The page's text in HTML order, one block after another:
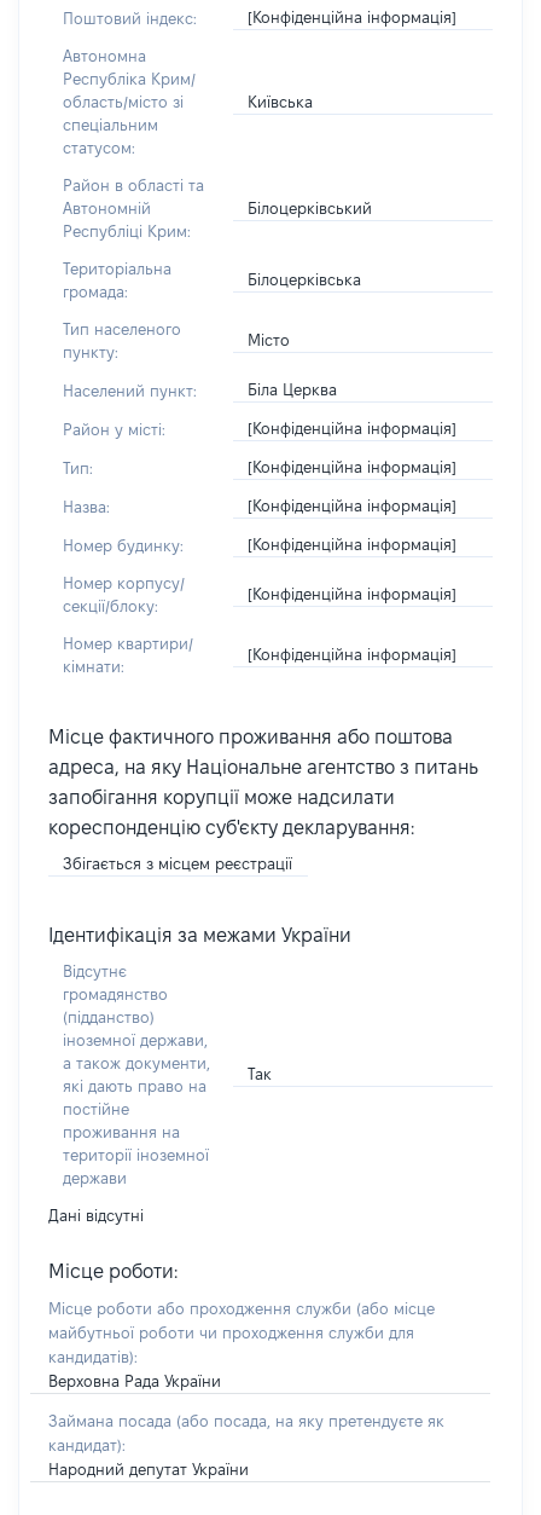
Поштовий індекс: [Конфіденційна інформація]
Автономна
Республіка Крим/
область/місто зі
спеціальним
статусом:
Київська
Район в області та
Автономній
Республіці Крим:
Білоцерківський
Територіальна
громада:
Білоцерківська
Тип населеного
пункту:
Місто
Населений пункт: Біла Церква
Район у місті: [Конфіденційна інформація]
Тип: [Конфіденційна інформація]
Назва: [Конфіденційна інформація]
Номер будинку: [Конфіденційна інформація]
Номер корпусу/
секції/блоку:
[Конфіденційна інформація]
Номер квартири/
кімнати:
[Конфіденційна інформація]
Місце фактичного проживання або поштова
адреса, на яку Національне агентство з питань
запобігання корупції може надсилати
кореспонденцію суб'єкту декларування:
Збігається з місцем реєстрації
Ідентифікація за межами України
Відсутнє
громадянство
(підданство)
іноземної держави,
а також документи,
які дають право на
постійне
проживання на
території іноземної
держави
Так
Дані відсутні
Місце роботи:
Місце роботи або проходження служби (або місце
майбутньої роботи чи проходження служби для
кандидатів):
Верховна Рада України
Займана посада (або посада, на яку претендуєте як
кандидат):
Народний депутат України